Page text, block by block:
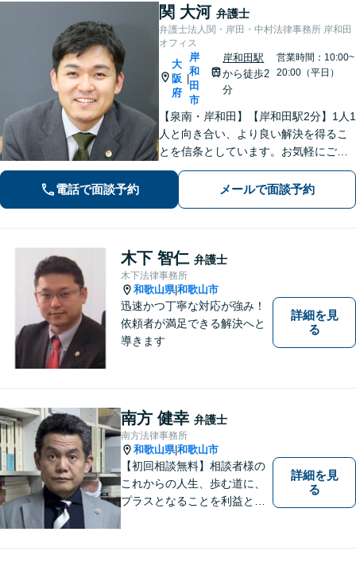
関 大河 弁護士
弁護士法人関・岸田・中村法律事務所 岸和田
オフィス
大
阪
府
岸
和
田
市
岸和田駅
から徒歩2
分
営業時間：10:00~
20:00（平日）
【泉南・岸和田】【岸和田駅2分】1人1
人と向き合い、より良い解決を得るこ
とを信条としています。お気軽にご相
談下さい。
電話で面談予約 メールで面談予約
木下 智仁 弁護士
木下法律事務所
和歌山県|和歌山市
迅速かつ丁寧な対応が強み！
依頼者が満足できる解決へと
導きます
詳細を見
る
南方 健幸 弁護士
南方法律事務所
和歌山県|和歌山市
【初回相談無料】相談者様の
これからの人生、歩む道に、
プラスとなることを利益と考
はもちろん、関西・関東から
詳細を見
る